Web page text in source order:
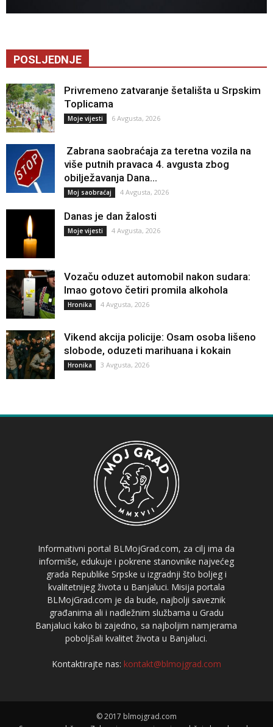
POSLJEDNJE
Privremeno zatvaranje šetališta u Srpskim
Toplicama
Moje vijesti 6 Avgusta, 2026
Zabrana saobraćaja za teretna vozila na
više putnih pravaca 4. avgusta zbog
obilježavanja Dana...
Moj saobraćaj 4 Avgusta, 2026
Danas je dan žalosti
Moje vijesti 4 Avgusta, 2026
Vozaču oduzet automobil nakon sudara:
Imao gotovo četiri promila alkohola
Hronika 4 Avgusta, 2026
Vikend akcija policije: Osam osoba lišeno
slobode, oduzeti marihuana i kokain
Hronika 3 Avgusta, 2026
Informativni portal BLMojGrad.com, za cilj ima da
informiše, edukuje i pokrene stanovnike najvećeg
grada Republike Srpske u izgradnji što boljeg i
kvalitetnijeg života u Banjaluci. Misija portala
BLMojGrad.com je da bude, najbolji saveznik
građanima ali i nadležnim službama u Gradu
Banjaluci kako bi zajedno, sa najboljim namjerama
poboljšali kvalitet života u Banjaluci.
Kontaktirajte nas: kontakt@blmojgrad.com
© 2017 blmojgrad.com